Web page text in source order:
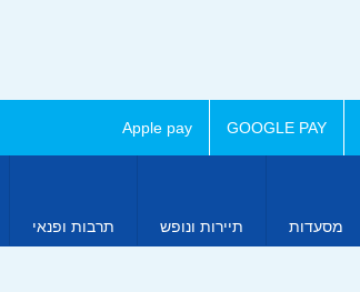
GOOGLE PAY
Apple pay
מסעדות תיירות ונופש תרבות ופנאי